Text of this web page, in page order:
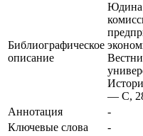
Библиографическое
описание
Юдина
— С,
Аннотация
-
Ключевые cлова
-